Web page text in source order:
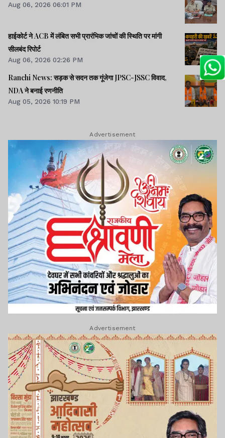
Aug 06, 2026 06:01 PM
हाईकोर्ट ने ACB में लंबित सभी प्रारंभिक जांचों की स्थिति पर मांगी
सीलबंद रिपोर्ट
Aug 06, 2026 02:26 PM
Ranchi News: सड़क से सदन तक गूंजेगा JPSC-JSSC विवाद,
NDA ने बनाई रणनीति
Aug 05, 2026 10:19 PM
Advertisement
Advertisement